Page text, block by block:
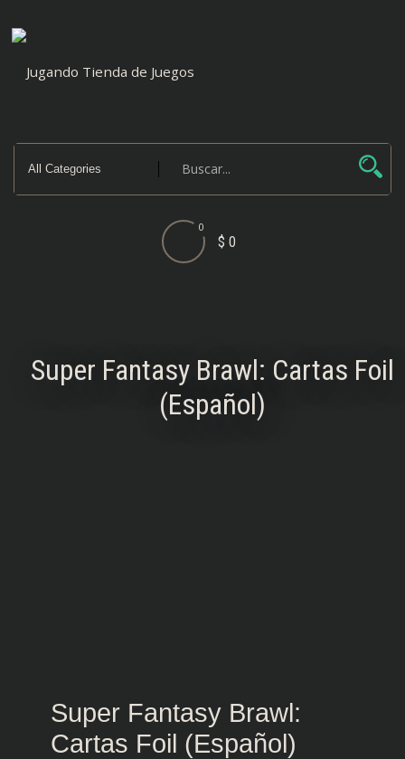
0
$ 0
Super Fantasy Brawl: Cartas Foil
(Español)
Super Fantasy Brawl:
Cartas Foil (Español)